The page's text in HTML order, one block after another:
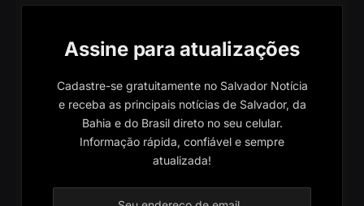
Assine para atualizações
Cadastre-se gratuitamente no Salvador Notícia
e receba as principais notícias de Salvador, da
Bahia e do Brasil direto no seu celular.
Informação rápida, confiável e sempre
atualizada!